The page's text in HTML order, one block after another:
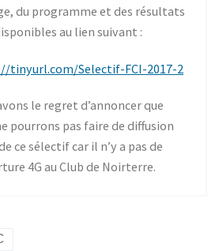
du programme et des résultats
au lien suivant :
tinyurl.com/Selectif-FCI-2017-2
le regret d’annoncer que
pourrons pas faire de diffusion
ce sélectif car il n’y a pas de
4G au Club de Noirterre.